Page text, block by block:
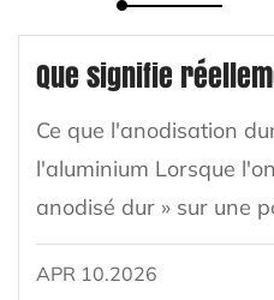
Ce que l'anodisation
l'aluminium Lorsque l'on voit le terme «
anodisé dur » sur une
référence à un
électrochimique
APR 10.2026